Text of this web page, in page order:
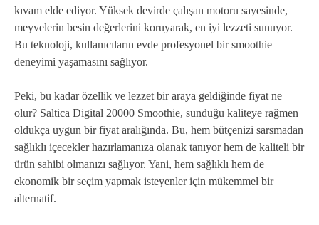
kıvam elde ediyor. Yüksek devirde çalışan motoru sayesinde,
meyvelerin besin değerlerini koruyarak, en iyi lezzeti sunuyor.
Bu teknoloji, kullanıcıların evde profesyonel bir smoothie
deneyimi yaşamasını sağlıyor.
Peki, bu kadar özellik ve lezzet bir araya geldiğinde fiyat ne
olur? Saltica Digital 20000 Smoothie, sunduğu kaliteye rağmen
oldukça uygun bir fiyat aralığında. Bu, hem bütçenizi sarsmadan
sağlıklı içecekler hazırlamanıza olanak tanıyor hem de kaliteli bir
ürün sahibi olmanızı sağlıyor. Yani, hem sağlıklı hem de
ekonomik bir seçim yapmak isteyenler için mükemmel bir
alternatif.